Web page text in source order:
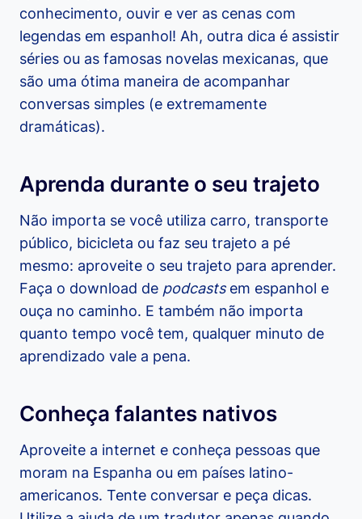
conhecimento, ouvir e ver as cenas com
legendas em espanhol! Ah, outra dica é assistir
séries ou as famosas novelas mexicanas, que
são uma ótima maneira de acompanhar
conversas simples (e extremamente
dramáticas).
Aprenda durante o seu trajeto
Não importa se você utiliza carro, transporte
público, bicicleta ou faz seu trajeto a pé
mesmo: aproveite o seu trajeto para aprender.
Faça o download de podcastsem espanhol e
ouça no caminho. E também não importa
quanto tempo você tem, qualquer minuto de
aprendizado vale a pena.
Conheça falantes nativos
Aproveite a internet e conheça pessoas que
moram na Espanha ou em países latino-
americanos. Tente conversar e peça dicas.